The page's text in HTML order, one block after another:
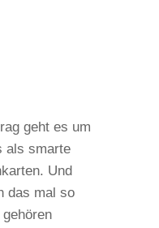
geht es um
als smarte
Und
das mal so